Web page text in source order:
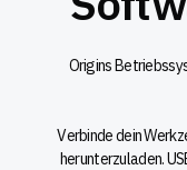
Origins
Verbinde dein
herunterzuladen.